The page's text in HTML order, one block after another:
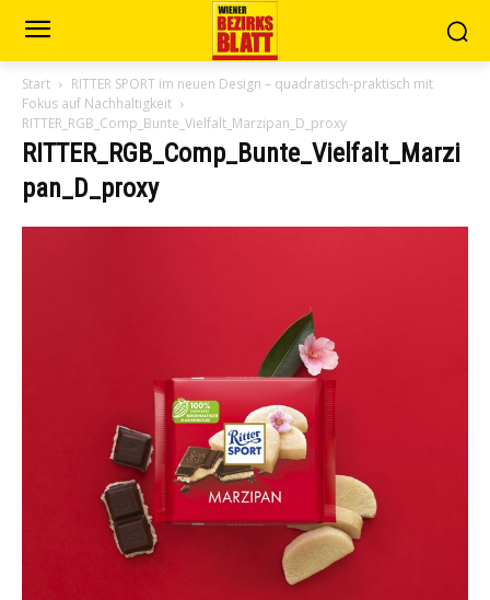
Start
RITTER SPORT im neuen Design – quadratisch-praktisch mit
Fokus auf Nachhaltigkeit
RITTER_RGB_Comp_Bunte_Vielfalt_Marzipan_D_proxy
RITTER_RGB_Comp_Bunte_Vielfalt_Marzi
pan_D_proxy